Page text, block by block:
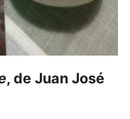
, de Juan José